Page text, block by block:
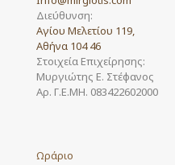
Διεύθυνση:
Αγίου Μελετίου 119,
Αθήνα 104 46
Στοιχεία Επιχείρησης:
Μυργιώτης Ε. Στέφανος
Αρ. Γ.Ε.ΜΗ. 083422602000
Ωράριο